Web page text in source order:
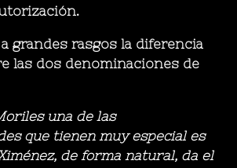
grandes rasgos la diferencia
las dos denominaciones de
una de las
que tienen muy especial es
de forma natural, da el